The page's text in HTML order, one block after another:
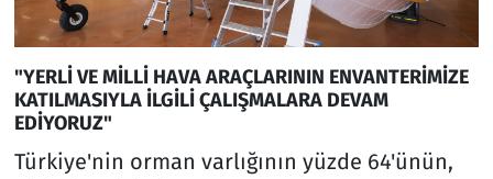
"YERLİ VE MİLLİ HAVA ARAÇLARININ ENVANTERİMİZE
KATILMASIYLA İLGİLİ ÇALIŞMALARA DEVAM
EDİYORUZ"
Türkiye'nin orman varlığının yüzde 64'ünün,